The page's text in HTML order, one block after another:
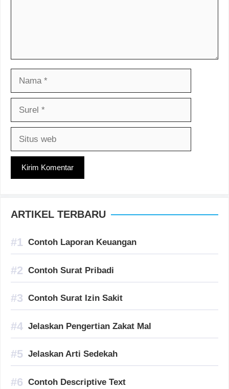
Nama
Surel
Situs
ARTIKEL TERBARU
Contoh Laporan Keuangan
Contoh Surat Pribadi
Contoh Surat Izin Sakit
Jelaskan Pengertian Zakat Mal
Jelaskan Arti Sedekah
Contoh Descriptive Text